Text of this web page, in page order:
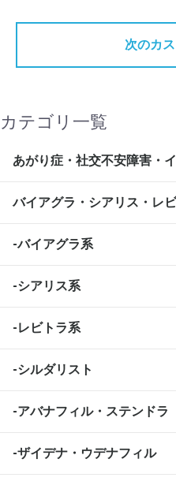
次のカ
カテゴリ一覧
あがり症・社交不安障害・
バイアグラ・シアリス・レ
-バイアグラ系
-シアリス系
-レビトラ系
-シルダリスト
-アバナフィル・ステンドラ
-ザイデナ・ウデナフィル